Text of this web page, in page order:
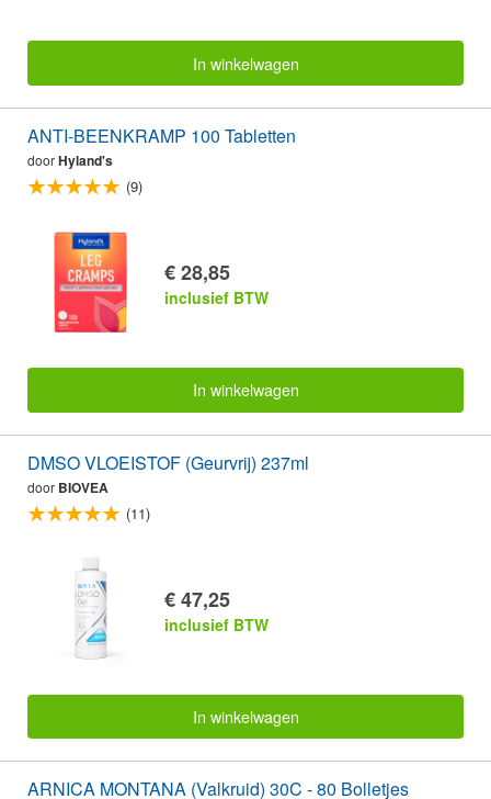
In winkelwagen
ANTI-BEENKRAMP 100 Tabletten
doorHyland's
(9)
€ 28,85
inclusief BTW
In winkelwagen
DMSO VLOEISTOF (Geurvrij) 237ml
door BIOVEA
(11)
€ 47,25
inclusief BTW
In winkelwagen
ARNICA MONTANA (Valkruid) 30C - 80 Bolletjes